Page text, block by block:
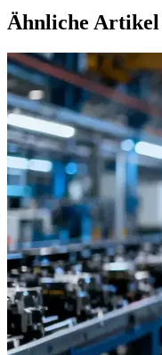
Ähnliche Artikel